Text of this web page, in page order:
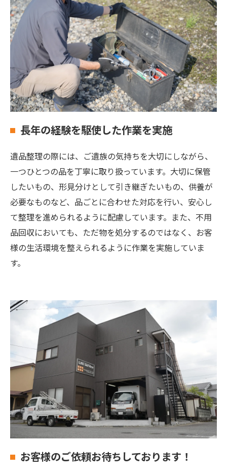
長年の経験を駆使した作業を実施
遺品整理の際には、ご遺族の気持ちを大切にしながら、
一つひとつの品を丁寧に取り扱っています。大切に保管
したいもの、形見分けとして引き継ぎたいもの、供養が
必要なものなど、品ごとに合わせた対応を行い、安心し
て整理を進められるように配慮しています。また、不用
品回収においても、ただ物を処分するのではなく、お客
様の生活環境を整えられるように作業を実施していま
す。
お客様のご依頼お待ちしております！